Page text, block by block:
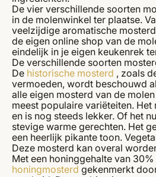
De vier verschillende soorten
in de molenwinkel ter plaatse.
veelzijdige aromatische
de eigen online shop van de
eindelijk in je eigen keukenrek
De verschillende soorten
De historische mosterd , zoals
vermoeden, wordt beschouwd
alle eigen mosterd van de
meest populaire variëteiten. Het
en is nog steeds lekker. Of het
stevige warme gerechten. Het
een heerlijk pikante toon.
Deze mosterd kan overal
Met een honinggehalte van
honingmosterd gekenmerkt